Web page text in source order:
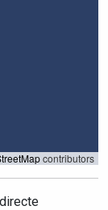
contributors